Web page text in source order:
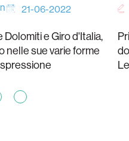
21-06-2022
e Giro d'Italia,
nelle sue varie forme